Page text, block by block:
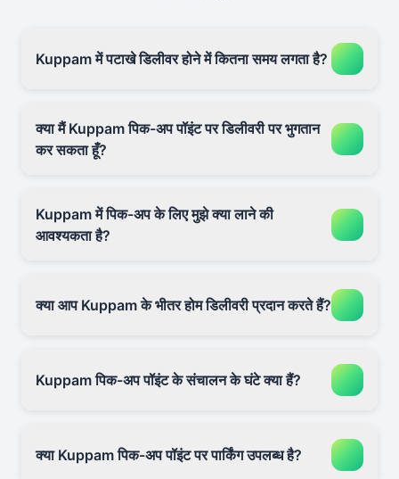
Kuppam में पटाखे डिलीवर होने में कितना समय लगता है?
क्या मैं Kuppam पिक-अप पॉइंट पर डिलीवरी पर भुगतान
कर सकता हूँ?
Kuppam में पिक-अप के लिए मुझे क्या लाने की
आवश्यकता है?
क्या आप Kuppam के भीतर होम डिलीवरी प्रदान करते हैं?
Kuppam पिक-अप पॉइंट के संचालन के घंटे क्या हैं?
क्या Kuppam पिक-अप पॉइंट पर पार्किंग उपलब्ध है?